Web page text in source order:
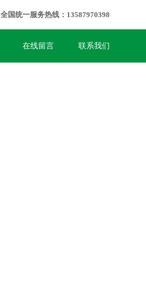
全国统一服务热线：13587970398
在线留言 联系我们